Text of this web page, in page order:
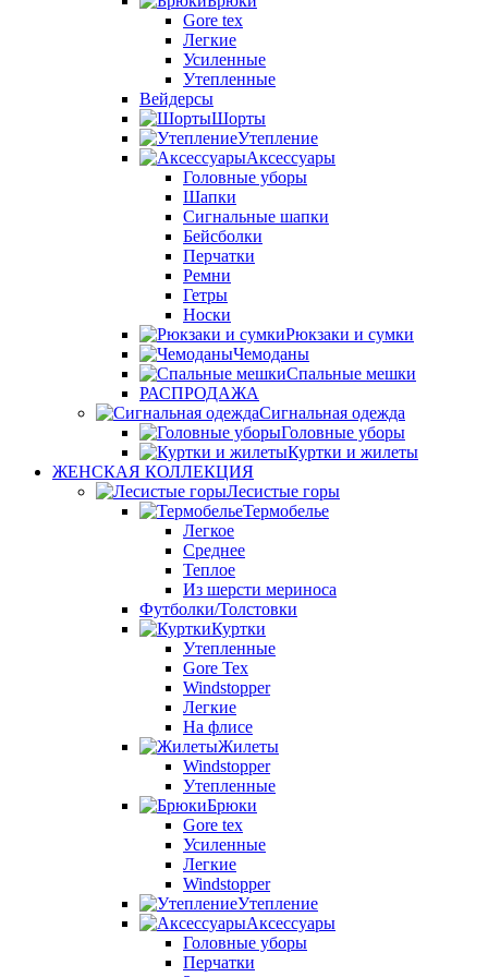
Gore tex
Легкие
Усиленные
Утепленные
Вейдерсы
Шорты
Утепление
Аксессуары
Головные уборы
Шапки
Сигнальные шапки
Бейсболки
Перчатки
Ремни
Гетры
Носки
Рюкзаки и сумки
Чемоданы
Спальные мешки
РАСПРОДАЖА
Сигнальная одежда
Головные уборы
Куртки и жилеты
ЖЕНСКАЯ КОЛЛЕКЦИЯ
Лесистые горы
Термобелье
Легкое
Среднее
Теплое
Из шерсти мериноса
Футболки/Толстовки
Куртки
Утепленные
Gore Tex
Windstopper
Легкие
На флисе
Жилеты
Windstopper
Утепленные
Брюки
Gore tex
Усиленные
Легкие
Windstopper
Утепление
Аксессуары
Головные уборы
Перчатки